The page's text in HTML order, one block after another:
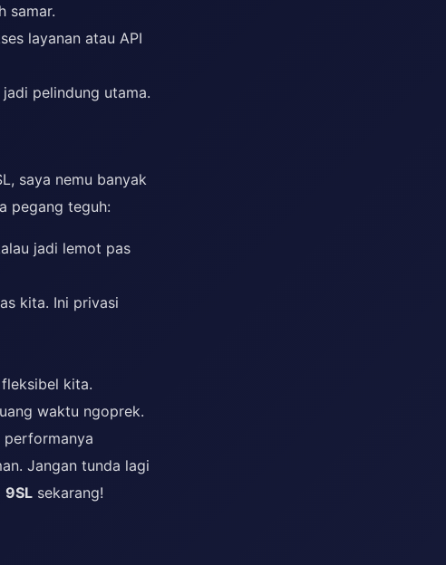
samar.
layanan atau API
pelindung utama.
saya nemu banyak
pegang teguh:
jadi lemot pas
kita. Ini privasi
kita.
waktu ngoprek.
performanya
Jangan tunda lagi
9SL sekarang!